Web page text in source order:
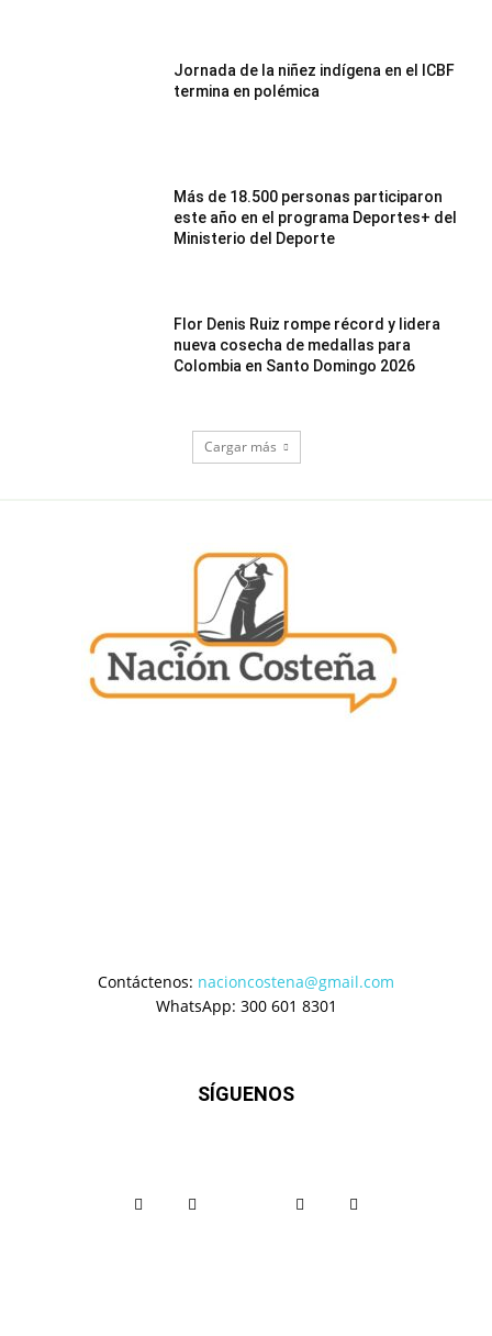
Jornada de la niñez indígena en el ICBF
termina en polémica
Más de 18.500 personas participaron
este año en el programa Deportes+ del
Ministerio del Deporte
Flor Denis Ruiz rompe récord y lidera
nueva cosecha de medallas para
Colombia en Santo Domingo 2026
Cargar más
Contáctenos: nacioncostena@gmail.com
WhatsApp: 300 601 8301
SÍGUENOS